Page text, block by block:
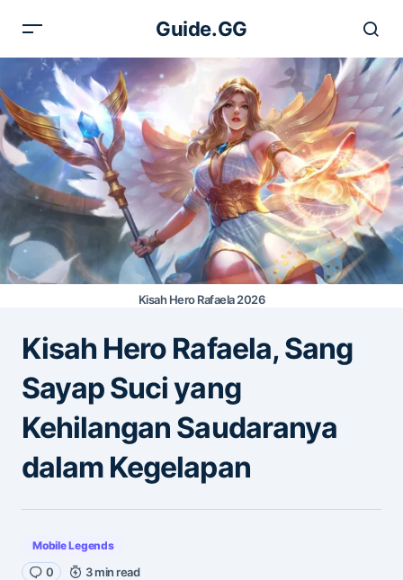
Guide.GG
Kisah Hero Rafaela 2026
Kisah Hero Rafaela, Sang
Sayap Suci yang
Kehilangan Saudaranya
dalam Kegelapan
Mobile Legends
0 3 min read